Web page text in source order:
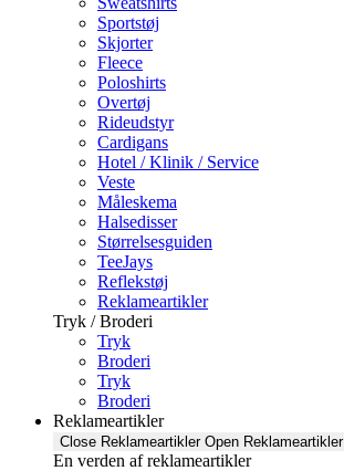
Sportstøj
Skjorter
Fleece
Poloshirts
Overtøj
Rideudstyr
Cardigans
Hotel / Klinik / Service
Veste
Måleskema
Halsedisser
Størrelsesguiden
TeeJays
Reflekstøj
Reklameartikler
Tryk / Broderi
Tryk
Broderi
Tryk
Broderi
Reklameartikler
Close Reklameartikler Open Reklameartikler
En verden af reklameartikler ​